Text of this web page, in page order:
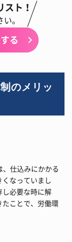
ト！
。
る
のメリッ
仕込みにかかる
なっていまし
必要な時に解
ことで、労働環